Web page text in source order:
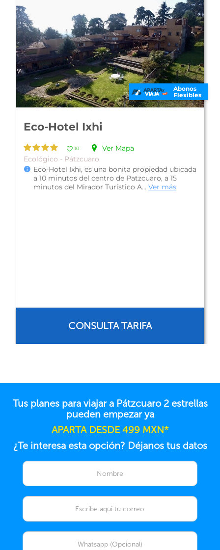
Abonos
Flexibles
Hotel Misión Pátzcuaro
10
Ver Mapa
Colonial - Pátzcuaro
Plan Desayuno Americano
Hotel Misión Pátzcuaro, ubicado a sólo 5
minutos del centro, es una propiedad con
RESERVAR AHORA
Tus planes para viajar a Pátzcuaro 2 estrellas
pueden empezar ya
APARTA DESDE 499 MXN*
¿Te interesa esta opción? Déjanos tus datos